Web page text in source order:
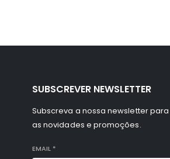
SUBSCREVER NEWSLETTER
Subscreva a nossa newsletter
as novidades e promoções.
EMAIL *